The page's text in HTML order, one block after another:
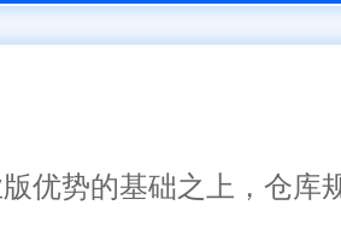
优势的基础之上，仓库